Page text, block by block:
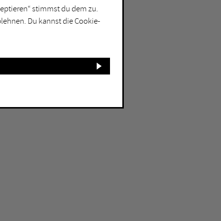
stimmst du dem zu.
Du kannst die Cookie-